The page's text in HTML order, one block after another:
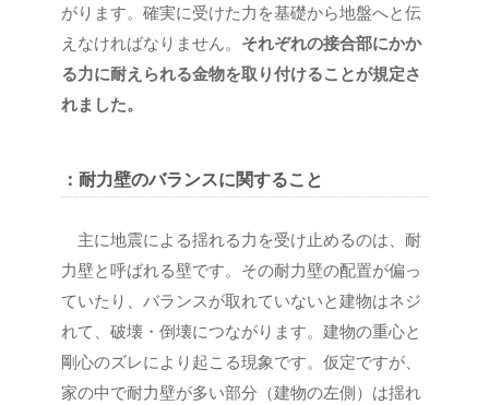
がります。確実に受けた力を基礎から地盤へと伝
えなければなりません。 それぞれの接合部にかか
る力に耐えられる金物を取り付けることが規定さ
れました。
：耐力壁のバランスに関すること
主に地震による揺れる力を受け止めるのは、耐
力壁と呼ばれる壁です。その耐力壁の配置が偏っ
ていたり、バランスが取れていないと建物はネジ
れて、破壊・倒壊につながります。建物の重心と
剛心のズレにより起こる現象です。仮定ですが、
家の中で耐力壁が多い部分（建物の左側）は揺れ